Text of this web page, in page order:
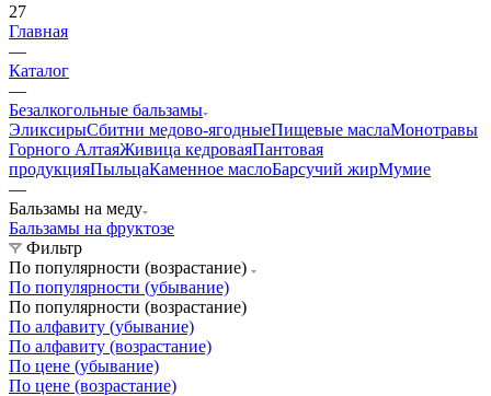
27
Главная
—
Каталог
—
Безалкогольные бальзамы
ЭликсирыСбитни медово-ягодныеПищевые маслаМонотравы
Горного АлтаяЖивица кедроваяПантовая
продукцияПыльцаКаменное маслоБарсучий жирМумие
—
Бальзамы на меду
Бальзамы на фруктозе
Фильтр
По популярности (возрастание)
По популярности (убывание)
По популярности (возрастание)
По алфавиту (убывание)
По алфавиту (возрастание)
По цене (убывание)
По цене (возрастание)